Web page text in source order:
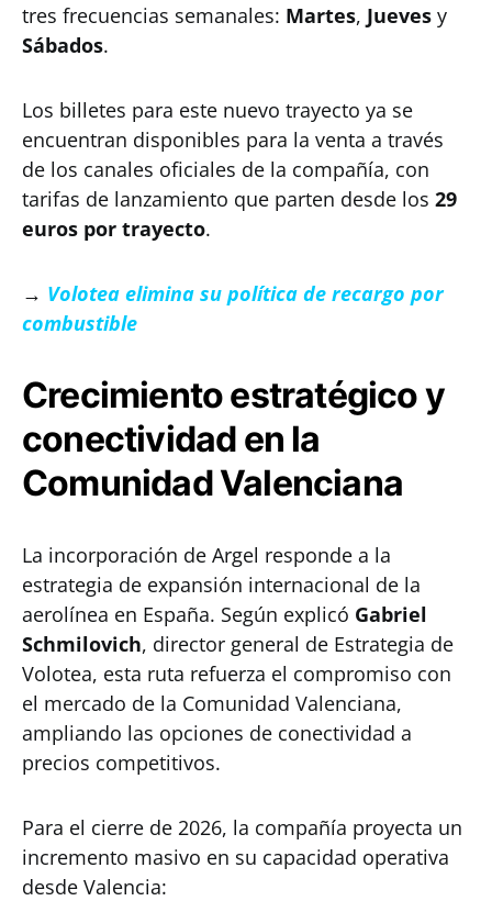
tres frecuencias semanales: Martes, Jueves y
Sábados.
Los billetes para este nuevo trayecto ya se
encuentran disponibles para la venta a través
de los canales oficiales de la compañía, con
tarifas de lanzamiento que parten desde los 29
euros por trayecto.
→ Volotea elimina su política de recargo por
combustible
Crecimiento estratégico y
conectividad en la
Comunidad Valenciana
La incorporación de Argel responde a la
estrategia de expansión internacional de la
aerolínea en España. Según explicó Gabriel
Schmilovich, director general de Estrategia de
Volotea, esta ruta refuerza el compromiso con
el mercado de la Comunidad Valenciana,
ampliando las opciones de conectividad a
precios competitivos.
Para el cierre de 2026, la compañía proyecta un
incremento masivo en su capacidad operativa
desde Valencia: